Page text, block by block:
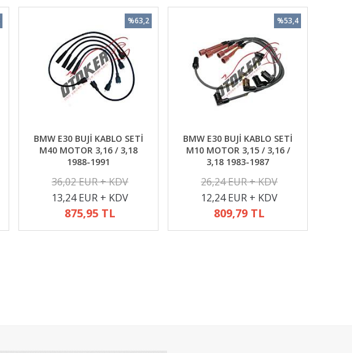
BMW E30 BUJİ KABLO SETİ
M40 MOTOR 3,16 / 3,18
1988-1991
36,02 EUR + KDV
13,24 EUR + KDV
875,95 TL
%63,2
BMW E30 BUJİ KABLO SETİ
M10 MOTOR 3,15 / 3,16 /
3,18 1983-1987
26,24 EUR + KDV
12,24 EUR + KDV
809,79 TL
%53,4